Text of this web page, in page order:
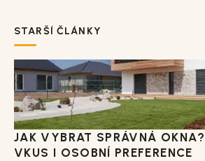
STARŠÍ ČLÁNKY
JAK VYBRAT SPRÁVNÁ
VKUS I OSOBNÍ PREFERENCE